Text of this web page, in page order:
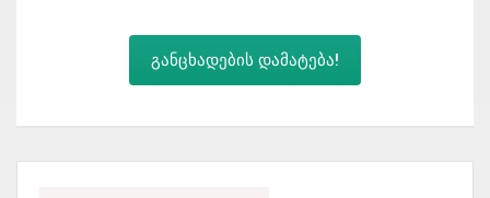
განცხადების დამატება!